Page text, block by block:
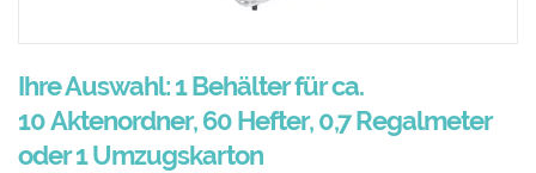
Ihre Auswahl: 1 Behälter für ca.
10 Aktenordner, 60 Hefter, 0,7 Regalmeter
oder 1 Umzugskarton